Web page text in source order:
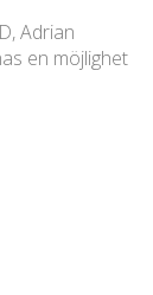
Adrian
en möjlighet